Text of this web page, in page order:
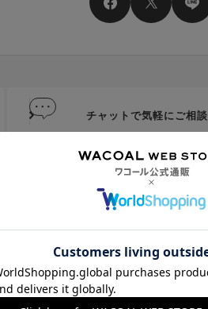
チャットで気軽にご相談
代引き手数料は無料
送料は全国一律599円